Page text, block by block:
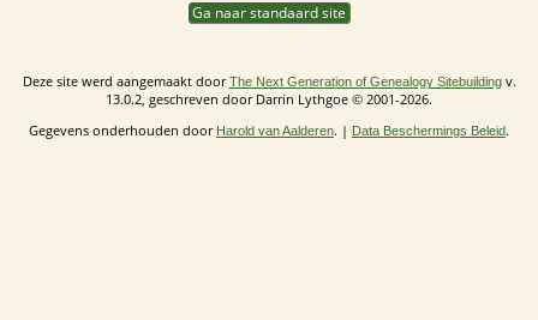
Ga naar standaard site
Deze site werd aangemaakt doorThe Next Generation of Genealogy Sitebuildingv.
13.0.2, geschreven door Darrin Lythgoe © 2001-2026.
Gegevens onderhouden door Harold van Aalderen. | Data Beschermings Beleid.